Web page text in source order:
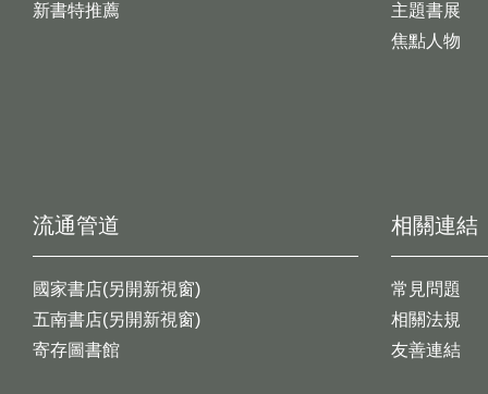
新書特推薦
主題書展
焦點人物
流通管道
國家書店(另開新視窗)
五南書店(另開新視窗)
寄存圖書館
相關連結
常見問題
相關法規
友善連結